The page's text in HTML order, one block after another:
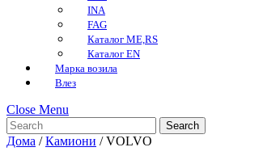
INA
FAG
Каталог ME,RS
Каталог EN
Марка возила
Влез
Close Menu
Search
for:
Дома /Камиони / VOLVO